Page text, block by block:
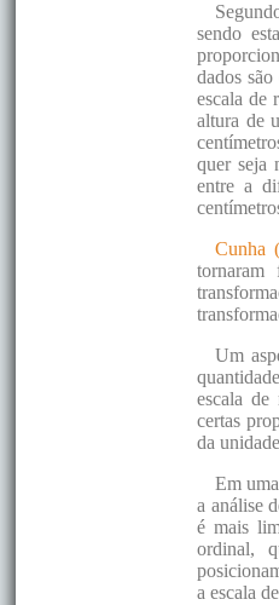
sendo
dados
escala de
altura de
quer seja
entre a
Cunha
tornaram
Um
escala de
certas
da
Em
a análise
é mais
ordinal,
a escala